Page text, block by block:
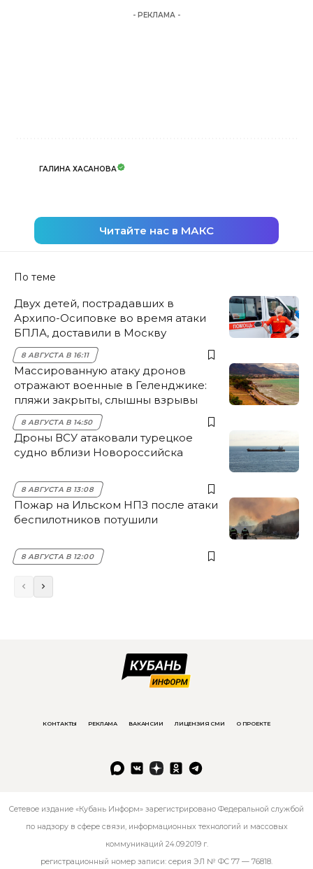
- РЕКЛАМА -
ГАЛИНА ХАСАНОВА
Читайте нас в МАКС
По теме
Двух детей, пострадавших в
Архипо-Осиповке во время атаки
БПЛА, доставили в Москву
8 АВГУСТА В 16:11
Массированную атаку дронов
отражают военные в Геленджике:
пляжи закрыты, слышны взрывы
8 АВГУСТА В 14:50
Дроны ВСУ атаковали турецкое
судно вблизи Новороссийска
8 АВГУСТА В 13:08
Пожар на Ильском НПЗ после атаки
беспилотников потушили
8 АВГУСТА В 12:00
КОНТАКТЫ РЕКЛАМА ВАКАНСИИ ЛИЦЕНЗИЯ СМИ О ПРОЕКТЕ
Сетевое издание «Кубань Информ» зарегистрировано Федеральной службой
по надзору в сфере связи, информационных технологий и массовых
коммуникаций 24.09.2019 г.
регистрационный номер записи: серия ЭЛ № ФС 77 — 76818.